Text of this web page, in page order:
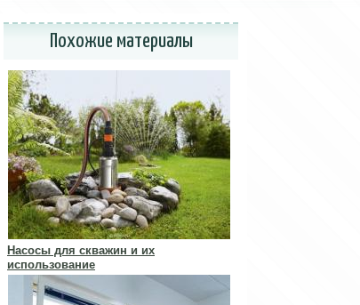
Похожие материалы
Насосы для скважин и их
использование